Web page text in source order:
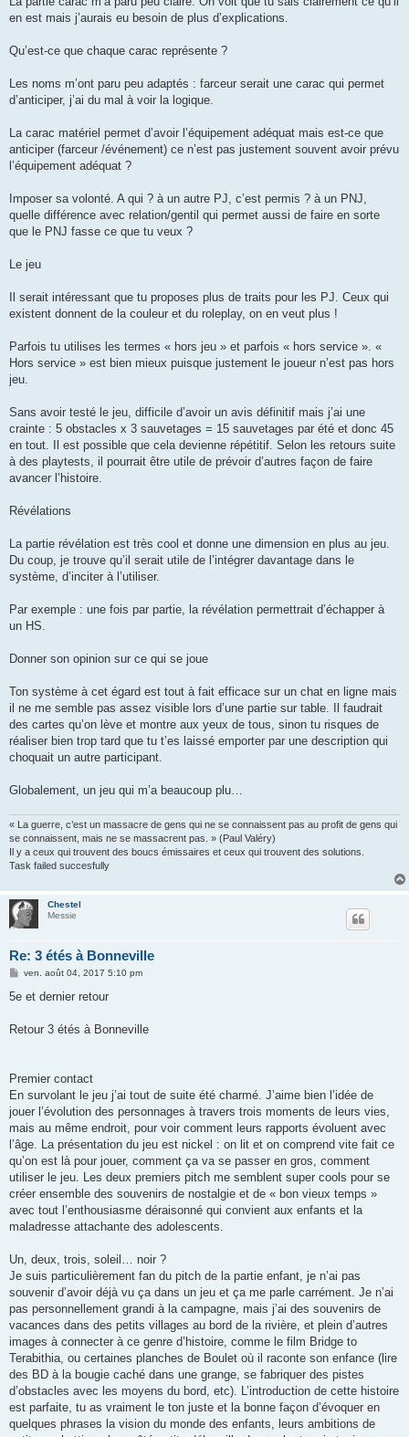
en est mais j’aurais eu besoin de plus d’explications.
Qu’est-ce que chaque carac représente ?
Les noms m’ont paru peu adaptés : farceur serait une carac qui permet
d’anticiper, j’ai du mal à voir la logique.
La carac matériel permet d’avoir l’équipement adéquat mais est-ce que
anticiper (farceur /événement) ce n’est pas justement souvent avoir prévu
l’équipement adéquat ?
Imposer sa volonté. A qui ? à un autre PJ, c’est permis ? à un PNJ,
quelle différence avec relation/gentil qui permet aussi de faire en sorte
que le PNJ fasse ce que tu veux ?
Le jeu
Il serait intéressant que tu proposes plus de traits pour les PJ. Ceux qui
existent donnent de la couleur et du roleplay, on en veut plus !
Parfois tu utilises les termes « hors jeu » et parfois « hors service ». «
Hors service » est bien mieux puisque justement le joueur n’est pas hors
jeu.
Sans avoir testé le jeu, difficile d’avoir un avis définitif mais j’ai une
crainte : 5 obstacles x 3 sauvetages = 15 sauvetages par été et donc 45
en tout. Il est possible que cela devienne répétitif. Selon les retours suite
à des playtests, il pourrait être utile de prévoir d’autres façon de faire
avancer l’histoire.
Révélations
La partie révélation est très cool et donne une dimension en plus au jeu.
Du coup, je trouve qu’il serait utile de l’intégrer davantage dans le
système, d’inciter à l’utiliser.
Par exemple : une fois par partie, la révélation permettrait d’échapper à
un HS.
Donner son opinion sur ce qui se joue
Ton système à cet égard est tout à fait efficace sur un chat en ligne mais
il ne me semble pas assez visible lors d’une partie sur table. Il faudrait
des cartes qu’on lève et montre aux yeux de tous, sinon tu risques de
réaliser bien trop tard que tu t’es laissé emporter par une description qui
choquait un autre participant.
Globalement, un jeu qui m’a beaucoup plu…
« La guerre, c’est un massacre de gens qui ne se connaissent pas au profit de gens qui
se connaissent, mais ne se massacrent pas. » (Paul Valéry)
Il y a ceux qui trouvent des boucs émissaires et ceux qui trouvent des solutions.
Task failed succesfully
Chestel
Messie
Re: 3 étés à Bonneville
M
s
g
ven. août 04, 2017 5:10 pm
5e et dernier retour
Retour 3 étés à Bonneville
Premier contact
En survolant le jeu j’ai tout de suite été charmé. J’aime bien l’idée de
jouer l’évolution des personnages à travers trois moments de leurs vies,
mais au même endroit, pour voir comment leurs rapports évoluent avec
l’âge. La présentation du jeu est nickel : on lit et on comprend vite fait ce
qu’on est là pour jouer, comment ça va se passer en gros, comment
utiliser le jeu. Les deux premiers pitch me semblent super cools pour se
créer ensemble des souvenirs de nostalgie et de « bon vieux temps »
avec tout l’enthousiasme déraisonné qui convient aux enfants et la
maladresse attachante des adolescents.
Un, deux, trois, soleil… noir ?
Je suis particulièrement fan du pitch de la partie enfant, je n’ai pas
souvenir d’avoir déjà vu ça dans un jeu et ça me parle carrément. Je n’ai
pas personnellement grandi à la campagne, mais j’ai des souvenirs de
vacances dans des petits villages au bord de la rivière, et plein d’autres
images à connecter à ce genre d’histoire, comme le film Bridge to
Terabithia, ou certaines planches de Boulet où il raconte son enfance (lire
des BD à la bougie caché dans une grange, se fabriquer des pistes
d’obstacles avec les moyens du bord, etc). L’introduction de cette histoire
est parfaite, tu as vraiment le ton juste et la bonne façon d’évoquer en
quelques phrases la vision du monde des enfants, leurs ambitions de